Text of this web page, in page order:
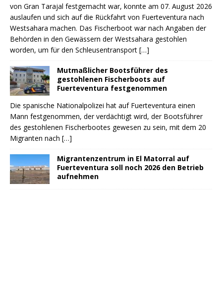
von Gran Tarajal festgemacht war, konnte am 07. August 2026
auslaufen und sich auf die Rückfahrt von Fuerteventura nach
Westsahara machen. Das Fischerboot war nach Angaben der
Behörden in den Gewässern der Westsahara gestohlen
worden, um für den Schleusentransport […]
Mutmaßlicher Bootsführer des
gestohlenen Fischerboots auf
Fuerteventura festgenommen
Die spanische Nationalpolizei hat auf Fuerteventura einen
Mann festgenommen, der verdächtigt wird, der Bootsführer
des gestohlenen Fischerbootes gewesen zu sein, mit dem 20
Migranten nach […]
Migrantenzentrum in El Matorral auf
Fuerteventura soll noch 2026 den Betrieb
aufnehmen